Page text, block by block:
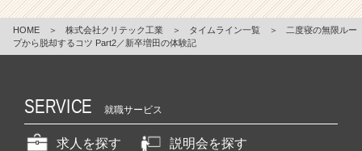
HOME ＞ 株式会社クリテック工業 ＞ タイムライン一覧 ＞
二度寝の無限ルー
プから脱却するコツ Part2／新卒増田の体験記
SERVICE 就職サービス
求人を探す
説明会を探す